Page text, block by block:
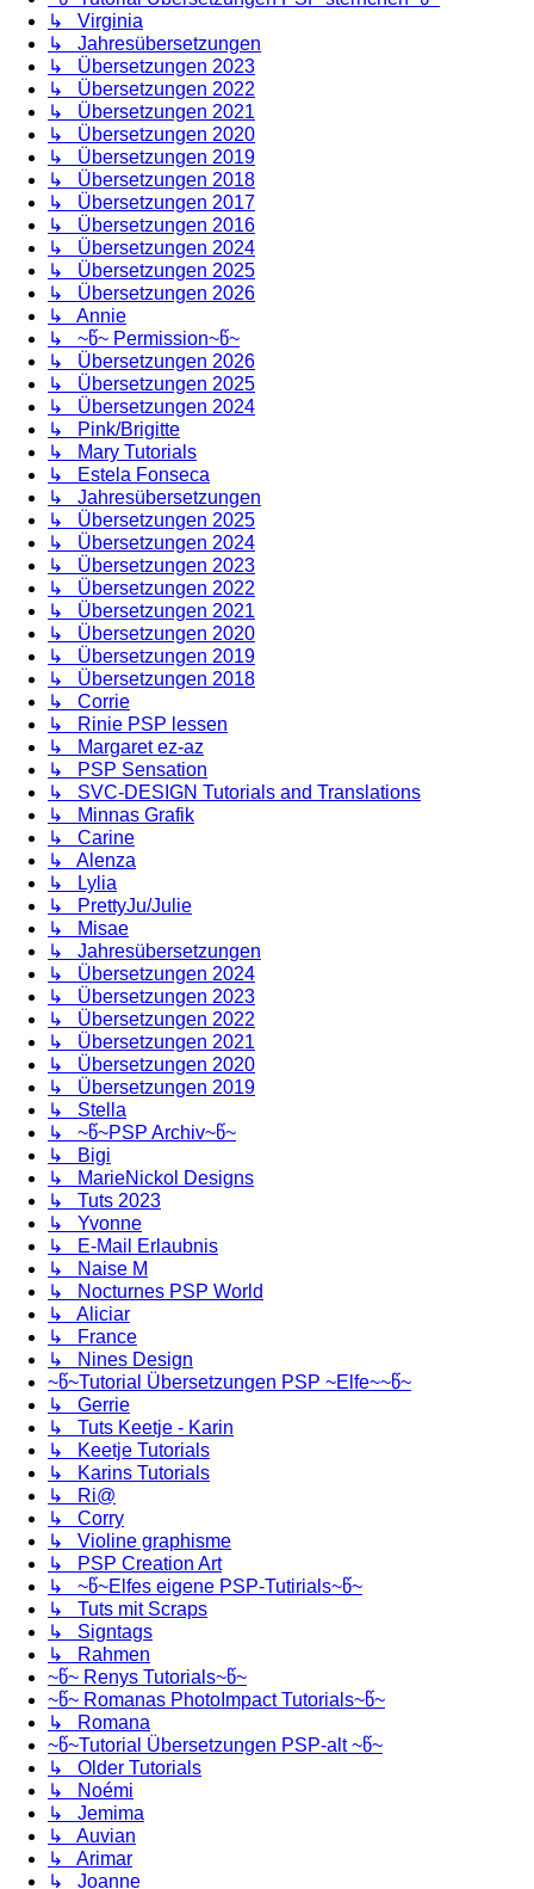
↳ Virginia
↳ Jahresübersetzungen
↳ Übersetzungen 2023
↳ Übersetzungen 2022
↳ Übersetzungen 2021
↳ Übersetzungen 2020
↳ Übersetzungen 2019
↳ Übersetzungen 2018
↳ Übersetzungen 2017
↳ Übersetzungen 2016
↳ Übersetzungen 2024
↳ Übersetzungen 2025
↳ Übersetzungen 2026
↳ Annie
↳ ~წ~ Permission~წ~
↳ Übersetzungen 2026
↳ Übersetzungen 2025
↳ Übersetzungen 2024
↳ Pink/Brigitte
↳ Mary Tutorials
↳ Estela Fonseca
↳ Jahresübersetzungen
↳ Übersetzungen 2025
↳ Übersetzungen 2024
↳ Übersetzungen 2023
↳ Übersetzungen 2022
↳ Übersetzungen 2021
↳ Übersetzungen 2020
↳ Übersetzungen 2019
↳ Übersetzungen 2018
↳ Corrie
↳ Rinie PSP lessen
↳ Margaret ez-az
↳ PSP Sensation
↳ SVC-DESIGN Tutorials and Translations
↳ Minnas Grafik
↳ Carine
↳ Alenza
↳ Lylia
↳ PrettyJu/Julie
↳ Misae
↳ Jahresübersetzungen
↳ Übersetzungen 2024
↳ Übersetzungen 2023
↳ Übersetzungen 2022
↳ Übersetzungen 2021
↳ Übersetzungen 2020
↳ Übersetzungen 2019
↳ Stella
↳ ~წ~PSP Archiv~წ~
↳ Bigi
↳ MarieNickol Designs
↳ Tuts 2023
↳ Yvonne
↳ E-Mail Erlaubnis
↳ Naise M
↳ Nocturnes PSP World
↳ Aliciar
↳ France
↳ Nines Design
~წ~Tutorial Übersetzungen PSP ~Elfe~~წ~
↳ Gerrie
↳ Tuts Keetje - Karin
↳ Keetje Tutorials
↳ Karins Tutorials
↳ Ri@
↳ Corry
↳ Violine graphisme
↳ PSP Creation Art
↳ ~წ~Elfes eigene PSP-Tutirials~წ~
↳ Tuts mit Scraps
↳ Signtags
↳ Rahmen
~წ~ Renys Tutorials~წ~
~წ~ Romanas PhotoImpact Tutorials~წ~
↳ Romana
~წ~Tutorial Übersetzungen PSP-alt ~წ~
↳ Older Tutorials
↳ Noémi
↳ Jemima
↳ Auvian
↳ Arimar
↳ Joanne